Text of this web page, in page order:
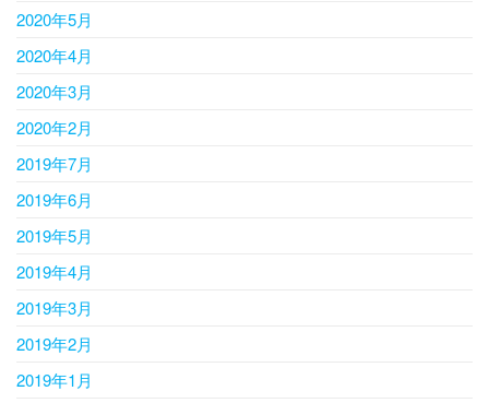
2020年5月
2020年4月
2020年3月
2020年2月
2019年7月
2019年6月
2019年5月
2019年4月
2019年3月
2019年2月
2019年1月